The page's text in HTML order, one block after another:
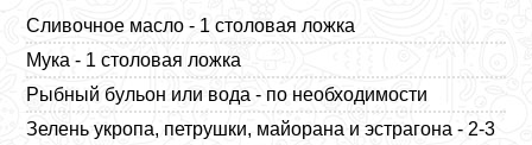
Сливочное масло - 1 столовая ложка
Мука - 1 столовая ложка
Рыбный бульон или вода - по необходимости
Зелень укропа, петрушки, майорана и эстрагона - 2-3